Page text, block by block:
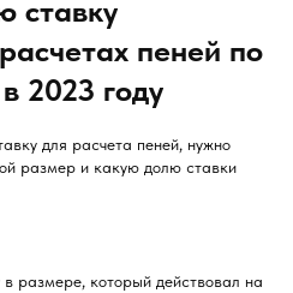
ставку
пеней по
2023 году
для расчета пеней, нужно
размер и какую долю ставки
размере, который действовал на